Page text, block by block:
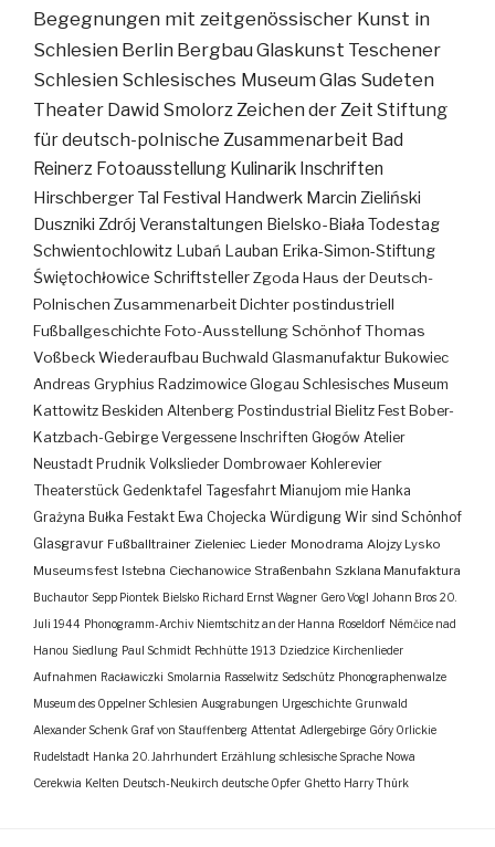
Begegnungen mit zeitgenössischer Kunst in
Schlesien Berlin BergbauGlaskunst Teschener
Schlesien Schlesisches MuseumGlas Sudeten
Theater Dawid Smolorz Zeichen der Zeit Stiftung
für deutsch-polnische Zusammenarbeit Bad
Reinerz Fotoausstellung Kulinarik Inschriften
Hirschberger Tal Festival Handwerk Marcin Zieliński
Duszniki Zdrój Veranstaltungen Bielsko-Biała Todestag
Schwientochlowitz
Lubań Lauban Erika-Simon-Stiftung
Świętochłowice SchriftstellerZgoda Haus der Deutsch-
Polnischen ZusammenarbeitDichterpostindustriell
Fußballgeschichte Foto-AusstellungSchönhofThomas
VoßbeckWiederaufbau Buchwald Glasmanufaktur Bukowiec
Andreas Gryphius Radzimowice Glogau Schlesisches Museum
Kattowitz Beskiden Altenberg Postindustrial Bielitz Fest Bober-
Katzbach-Gebirge Vergessene Inschriften Głogów Atelier
Neustadt Prudnik Volkslieder Dombrowaer Kohlerevier
Theaterstück Gedenktafel Tagesfahrt Mianujom mie Hanka
Grażyna Bułka Festakt Ewa Chojecka Würdigung Wir sind Schönhof
Glasgravur Fußballtrainer Zieleniec Lieder Monodrama Alojzy Lysko
Museumsfest Istebna Ciechanowice Straßenbahn Szklana Manufaktura
Buchautor Sepp Piontek Bielsko Richard Ernst Wagner Gero Vogl Johann Bros 20.
Juli 1944 Phonogramm-Archiv Niemtschitz an der Hanna Roseldorf Némčice nad
Hanou Siedlung Paul Schmidt Pechhütte 1913 Dziedzice Kirchenlieder
Aufnahmen Racławiczki Smolarnia Rasselwitz Sedschütz Phonographenwalze
Museum des Oppelner Schlesien Ausgrabungen Urgeschichte Grunwald
Alexander Schenk Graf von Stauffenberg Attentat Adlergebirge Góry Orlickie
Rudelstadt Hanka 20. Jahrhundert Erzählung schlesische Sprache Nowa
Cerekwia Kelten Deutsch-Neukirch deutsche Opfer Ghetto Harry Thürk